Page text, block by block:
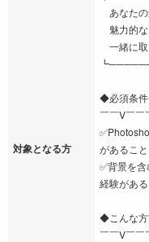
対象となる方
あなたの
魅力的な
一緒に取
◆必須条
￣￣V￣￣
があること
✅背景を
経験がある
◆こんな
￣￣V￣￣